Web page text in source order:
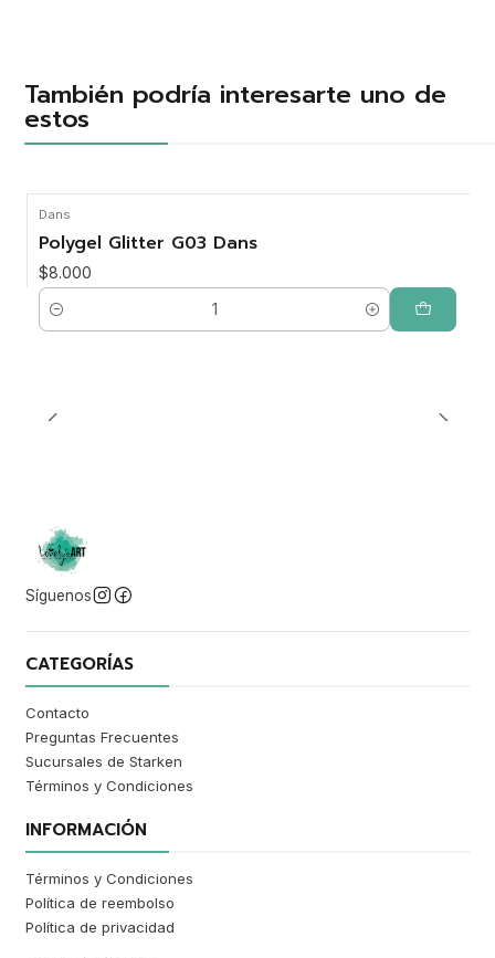
También podría interesarte uno de
estos
Dans
Polygel Glitter G03 Dans
$8.000
Cantidad
Síguenos
CATEGORÍAS
Contacto
Preguntas Frecuentes
Sucursales de Starken
Términos y Condiciones
INFORMACIÓN
Términos y Condiciones
Política de reembolso
Política de privacidad